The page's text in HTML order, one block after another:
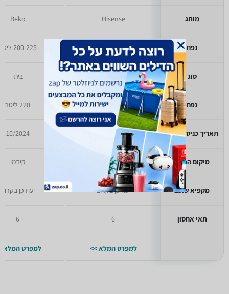
מותג
נפח
סוג
נפח
תאריך כניסה לזאפ
מיקום הפתח
מקפיא שוכב
תאי אחסון
Hisense
150-200 ,200-225 ליטר
200 ליטר
11/2022
קידמי
יעודכן בקרוב
6
למפרט המלא >>
Beko
200-225 ליטר
ביתי
220 ליטר
10/2024
קידמי
יעודכן בקרוב
6
למפרט המלא